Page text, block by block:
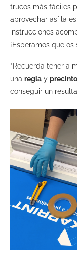
trucos más fáciles
aprovechar así la
instrucciones
¡Esperamos que
*Recuerda tener a
una regla y precinto
conseguir un